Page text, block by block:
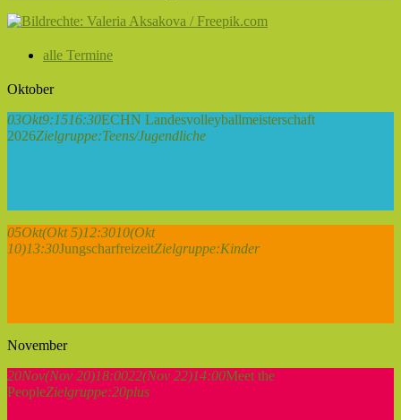
alle Termine
Oktober
03Okt9:1516:30ECHN Landesvolleyballmeisterschaft
2026Zielgruppe:Teens/Jugendliche
05Okt(Okt 5)12:3010(Okt
10)13:30JungscharfreizeitZielgruppe:Kinder
November
20Nov(Nov 20)18:0022(Nov 22)14:00Meet the
PeopleZielgruppe:20plus